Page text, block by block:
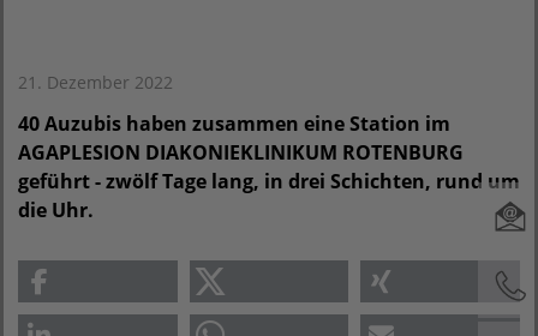
21. Dezember 2022
40 Auzubis haben zusammen eine Station im
AGAPLESION DIAKONIEKLINIKUM ROTENBURG
geführt - zwölf Tage lang, in drei Schichten, rund um
die Uhr.